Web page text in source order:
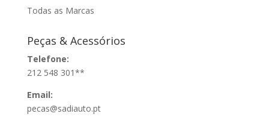
Todas as Marcas
Peças & Acessórios
Telefone:
212 548 301**
Email:
pecas@sadiauto.pt